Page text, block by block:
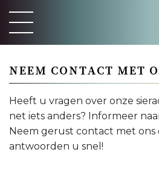
NEEM CONTACT MET
Heeft u vragen over onze
net iets anders? Informeer
Neem gerust contact met ons
antwoorden u snel!